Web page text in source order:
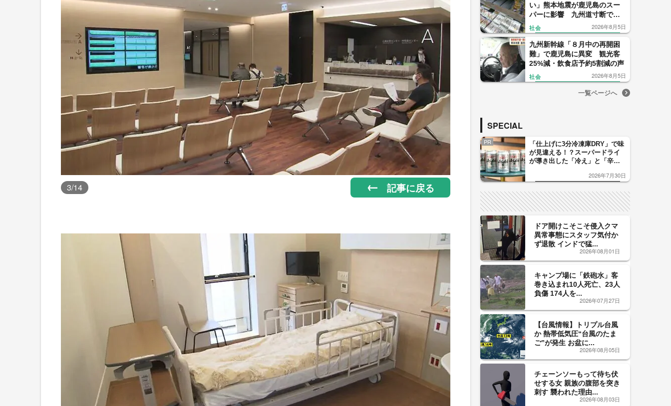
3/14 記事に戻る
い」熊本地震が鹿児島のスー
パーに影響 九州道寸断で物
流に打撃
社会 2026年8月5日
九州新幹線「８月中の再開困
難」で鹿児島に異変 観光客
25%減・飲食店予約5割減の声
社会 2026年8月5日
一覧ページへ
SPECIAL
PR
「仕上げに3分冷凍庫DRY」で味
が見違える！？スーパードライ
が導き出した「冷え」と「辛
した「辛口カーブ」が飲み頃の
2026年7月30日
ドア開けこそこそ侵入クマ
異常事態にスタッフ気付か
ず退散 インドで猛...
2026年08月01日
キャンプ場に「鉄砲水」客
巻き込まれ10人死亡、23人
負傷 174人を...
2026年07月27日
【台風情報】トリプル台風
か 熱帯低気圧“台風のたま
ご”が発生 お盆に...
2026年08月05日
チェーンソーもって待ち伏
せする女 親族の腹部を突き
刺す 襲われた理由...
2026年08月03日